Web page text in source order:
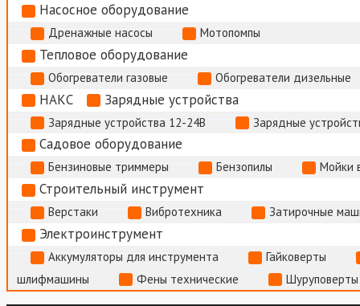
Насосное оборудование
Дренажные насосы Мотопомпы
Тепловое оборудование
Обогреватели газовые Обогреватели дизельные
НАКС Зарядные устройства
Зарядные устройства 12-24В Зарядные
Садовое оборудование
Бензиновые триммеры Бензопилы Мойки
Строительный инструмент
Верстаки Вибротехника Затирочные
Электроинструмент
Аккумуляторы для инструмента
Гайковерты
шлифмашины
Фены технические